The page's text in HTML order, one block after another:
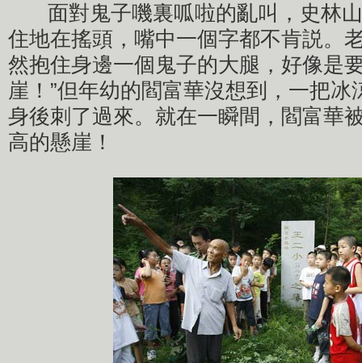
面對鬼子嘰裏呱啦的亂叫，史林山
住地在搖頭，嘴中一個字都不肯説。
然抱住身邊一個鬼子的大腿，好像是
崖！”但年幼的閻富華沒想到，一把
身後刺了過來。就在一瞬間，閻富華
高的懸崖！